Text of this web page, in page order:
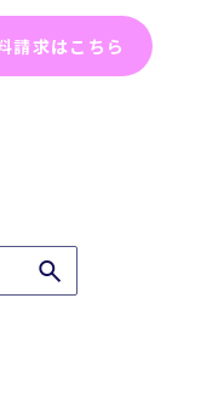
請求はこちら